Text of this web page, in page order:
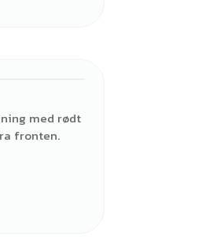
med rødt
fronten.